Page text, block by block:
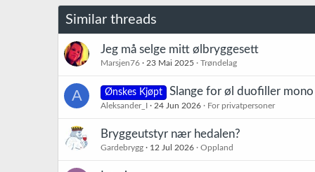
e
r
Similar threads
Jeg må selge mitt ølbryggesett
Marsjen76 23 Mai 2025 Trøndelag
A Ønskes Kjøpt Slange for øl duofiller mono
Aleksander_I 24 Jun 2026 For privatpersoner
Bryggeutstyr nær hedalen?
Gardebrygg 12 Jul 2026 Oppland